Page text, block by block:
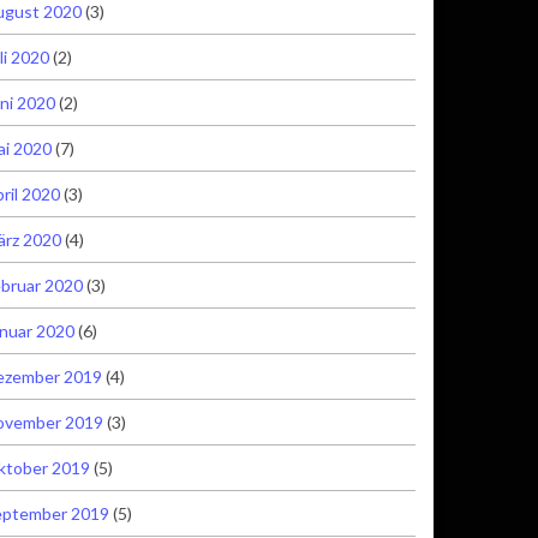
2020(3)
2020(2)
2020(2)
2020(7)
2020(3)
2020(4)
2020(3)
2020(6)
2019 (4)
2019 (3)
2019 (5)
2019 (5)